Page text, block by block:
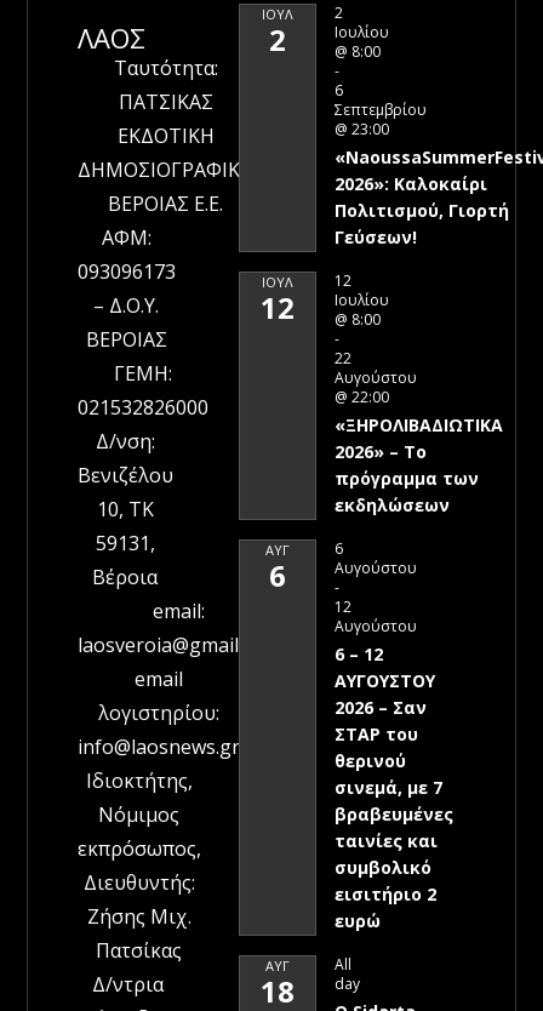
ΛΑΟΣ
Ταυτότητα:
ΠΑΤΣΙΚΑΣ
ΕΚΔΟΤΙΚΗ
ΔΗΜΟΣΙΟΓΡΑΦΙΚΗ
ΒΕΡΟΙΑΣ Ε.Ε.
ΑΦΜ:
093096173
– Δ.Ο.Υ.
ΒΕΡΟΙΑΣ
ΓΕΜΗ:
021532826000
Δ/νση:
Βενιζέλου
10, ΤΚ
59131,
Βέροια
email:
laosveroia@gmail.com
email
λογιστηρίου:
info@laosnews.gr
Ιδιοκτήτης,
Νόμιμος
εκπρόσωπος,
Διευθυντής:
Ζήσης Μιχ.
Πατσίκας
Δ/ντρια
ΙΟΎΛ
2
2
Ιουλίου
@ 8:00
-
6
Σεπτεμβρίου
@ 23:00
2026»: Καλοκαίρι
Πολιτισμού, Γιορτή
Γεύσεων!
ΙΟΎΛ
12
12
Ιουλίου
@ 8:00
-
22
Αυγούστου
@ 22:00
«ΞΗΡΟΛΙΒΑΔΙΩΤΙΚΑ
2026» – To
πρόγραμμα των
εκδηλώσεων
ΑΥΓ
6
6
Αυγούστου
-
12
Αυγούστου
6 – 12
ΑΥΓΟΥΣΤΟΥ
2026 – Σαν
ΣΤΑΡ του
θερινού
σινεμά, με 7
βραβευμένες
ταινίες και
συμβολικό
εισιτήριο 2
ευρώ
ΑΥΓ
18
All
day